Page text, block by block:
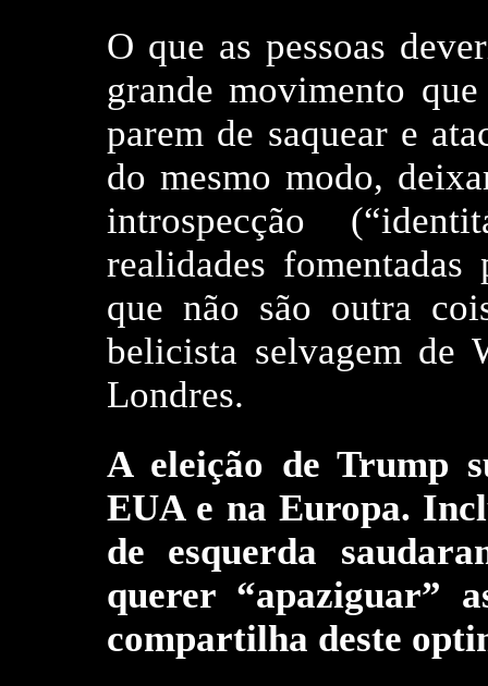
O que as pessoas
grande movimento
parem de saquear e
do mesmo modo,
introspecção
realidades
que não são outra
belicista selvagem de
Londres.
A eleição de Trump
EUA e na Europa.
de esquerda
querer “apaziguar”
compartilha deste